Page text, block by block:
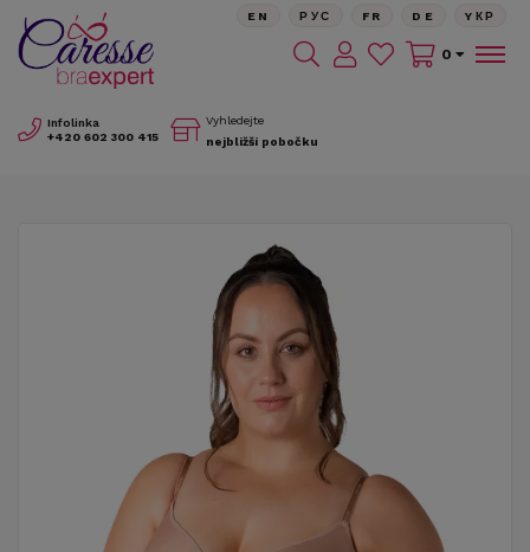
Infolinka
+420 602 300 415
Vyhledejte
nejbližší pobočku
EN РУС FR DE YКР
0